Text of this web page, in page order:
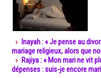
Inayah : « Je pense au
mariage religieux, alors que
Rajiya : « Mon mari ne vit
dépenses : suis-je encore